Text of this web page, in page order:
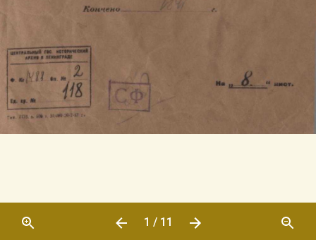
1 / 11